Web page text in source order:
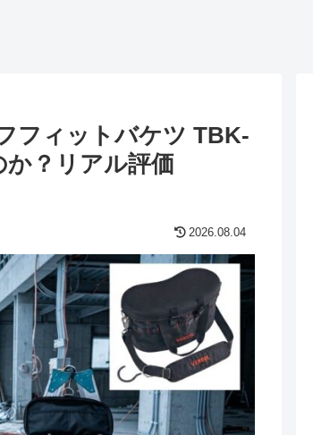
フィットバケツ TBK-
か？リアル評価
2026.08.04